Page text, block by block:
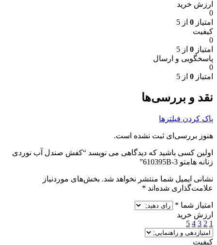
ارزش خرید
0
امتیاز 0 از 5
کیفیت
0
امتیاز 0 از 5
پاسخگویی و ارسال
0
امتیاز 0 از 5
نقد و بررسی‌ها
پاک کردن فیلترها
هنوز بررسی‌ای ثبت نشده است.
اولین کسی باشید که دیدگاهی می نویسد “کفش صندل آب نوردی
زنانه هامتو 610395B-3”
نشانی ایمیل شما منتشر نخواهد شد. بخش‌های موردنیاز
علامت‌گذاری شده‌اند *
امتیاز شما *
ارزش خرید
1
2
3
4
5
کیفیت